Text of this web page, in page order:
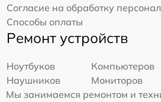
Согласие на обработку
Способы оплаты
Ремонт устройств
Ноутбуков
Компьютеров
Наушников
Мониторов
Мы занимаемся ремонтом и